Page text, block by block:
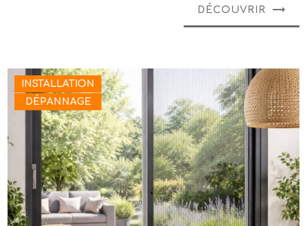
DÉCOUVRIR
INSTALLATION
DÉPANNAGE